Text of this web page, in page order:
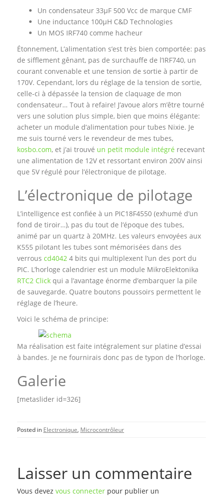
Un condensateur 33µF 500 Vcc de marque CMF
Une inductance 100µH C&D Technologies
Un MOS IRF740 comme hacheur
Étonnement, L’alimentation s’est très bien comportée: pas
de sifflement gênant, pas de surchauffe de l’IRF740, un
courant convenable et une tension de sortie à partir de
170V. Cependant, lors du réglage de la tension de sortie,
celle-ci à dépassée la tension de claquage de mon
condensateur… Tout à refaire! J’avoue alors m’être tourné
vers une solution plus simple, bien que moins élégante:
acheter un module d’alimentation pour tubes Nixie. Je
me suis tourné vers le revendeur de mes tubes,
kosbo.com, et j’ai trouvé un petit module intégré recevant
une alimentation de 12V et ressortant environ 200V ainsi
que 5V régulé pour l’électronique de pilotage.
L’électronique de pilotage
L’intelligence est confiée à un PIC18F4550 (exhumé d’un
fond de tiroir…), pas du tout de l’époque des tubes,
animé par un quartz à 20MHz. Les valeurs envoyées aux
K555 pilotant les tubes sont mémorisées dans des
verrous cd4042 4 bits qui multiplexent l’un des port du
PIC. L’horloge calendrier est un module MikroElektonika
RTC2 Click qui a l’avantage énorme d’embarquer la pile
de sauvegarde. Quatre boutons poussoirs permettent le
réglage de l’heure.
Voici le schéma de principe:
Ma réalisation est faite intégralement sur platine d’essai
à bandes. Je ne fournirais donc pas de typon de l’horloge.
Galerie
[metaslider id=326]
Posted in Electronique, Microcontrôleur
Laisser un commentaire
Vous devez vous connecter pour publier un